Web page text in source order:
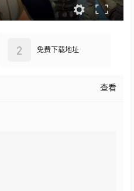
免费下载地址
2
查看